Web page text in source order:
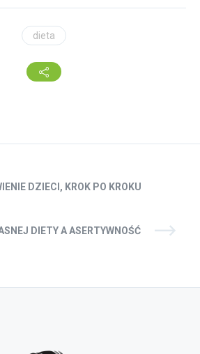
dieta
DZIECI, KROK PO KROKU
DIETY A ASERTYWNOŚĆ